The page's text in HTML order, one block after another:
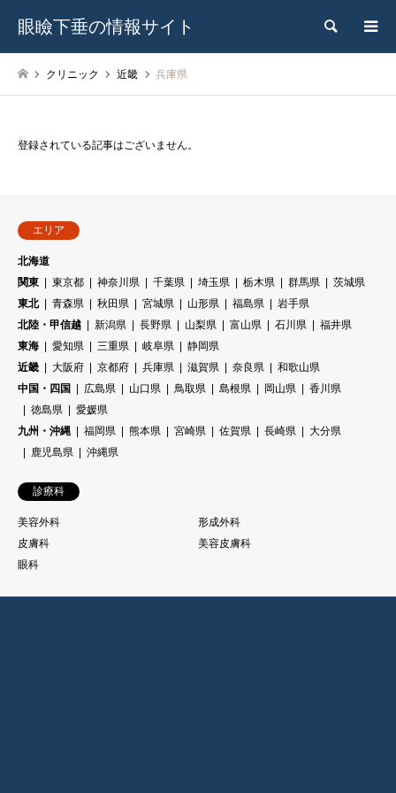
眼瞼下垂の情報サイト 検索
クリニック 近畿 兵庫県
登録されている記事はございません。
エリア
北海道
関東
東京都 神奈川県 千葉県 埼玉県 栃木県 群馬県
茨城県
東北
青森県 秋田県 宮城県 山形県 福島県
岩手県
北陸・甲信越
新潟県 長野県 山梨県 富山県 石川県
福井県
東海
愛知県 三重県 岐阜県
静岡県
近畿
大阪府 京都府 兵庫県 滋賀県 奈良県
和歌山県
中国・四国
広島県 山口県 鳥取県 島根県 岡山県
香川県
徳島県
愛媛県
九州・沖縄
福岡県 熊本県 宮崎県 佐賀県 長崎県
大分県
鹿児島県
沖縄県
診療科
美容外科
形成外科
皮膚科
美容皮膚科
眼科